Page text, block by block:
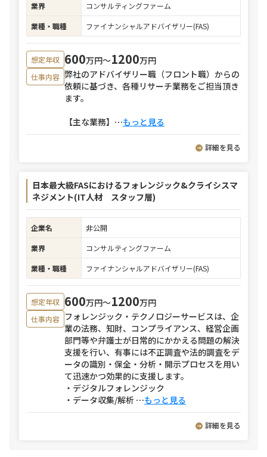
業界
コンサルティングファーム
業種・職種
ファイナンシャルアドバイザリー(FAS)
想定年収 600万円〜1200万円
仕事内容 弊社のアドバイザリー職（フロント職）からの
依頼に基づき、各種リサーチ業務をご担当頂き
ます。
【主な業務】 ⋯もっと見る
詳細を見る
日本最大級FASにおけるフォレンジック&クライシスマ
ネジメント(IT人材 スタッフ層)
企業名
非公開
業界
コンサルティングファーム
業種・職種
ファイナンシャルアドバイザリー(FAS)
想定年収 600万円〜1200万円
仕事内容 フォレンジック・テクノロジーサービスは、企
業の法務、知財、コンプライアンス、経営企画
部門等や弁護士が日常的にかかえる問題の解決
支援を行い、有事には不正調査や法的調査をデ
ータの識別・保全・分析・開示プロセスを用い
て迅速かつ効果的に支援します。
・デジタルフォレンジック
・データ収集/解析 ⋯もっと見る
詳細を見る